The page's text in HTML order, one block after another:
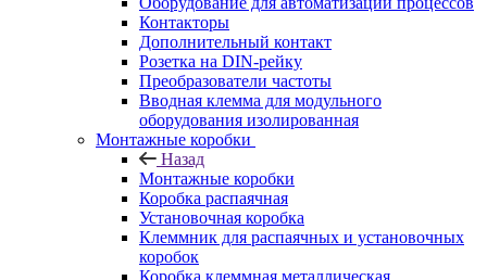
Контакторы
Дополнительный контакт
Розетка на DIN-рейку
Преобразователи частоты
Вводная клемма для модульного
оборудования изолированная
Монтажные коробки
Назад
Монтажные коробки
Коробка распаячная
Установочная коробка
Клеммник для распаячных и установочных
коробок
Коробка клеммная металлическая